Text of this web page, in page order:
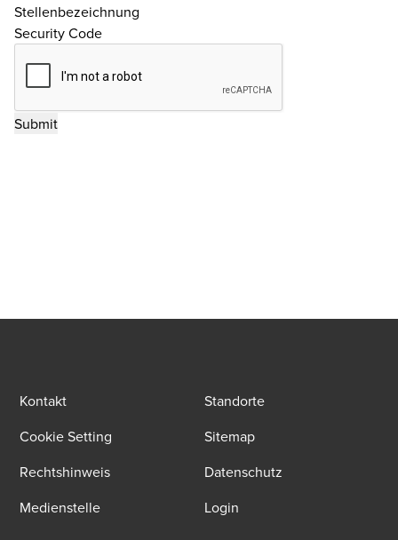
Stellenbezeichnung
Security Code
Kontakt
Standorte
Cookie Setting
Sitemap
Rechtshinweis
Datenschutz
Medienstelle
Login